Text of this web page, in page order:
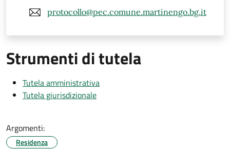
protocollo@pec.comune.martinengo.bg.it
Strumenti di tutela
Tutela amministrativa
Tutela giurisdizionale
Argomenti:
Residenza